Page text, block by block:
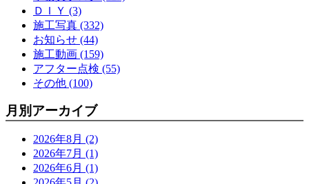
ＤＩＹ (3)
施工写真 (332)
お知らせ (44)
施工動画 (159)
アフター点検 (55)
その他 (100)
月別アーカイブ
2026年8月 (2)
2026年7月 (1)
2026年6月 (1)